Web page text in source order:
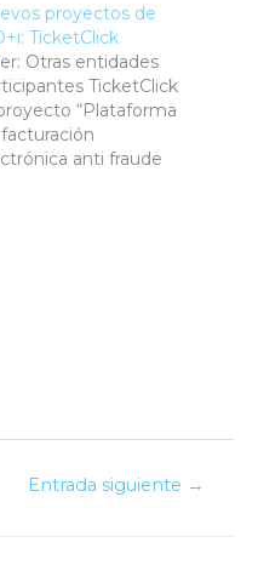
proyectos de
TicketClick
Otras entidades
TicketClick
“Plataforma
anti fraude
Entrada siguiente →